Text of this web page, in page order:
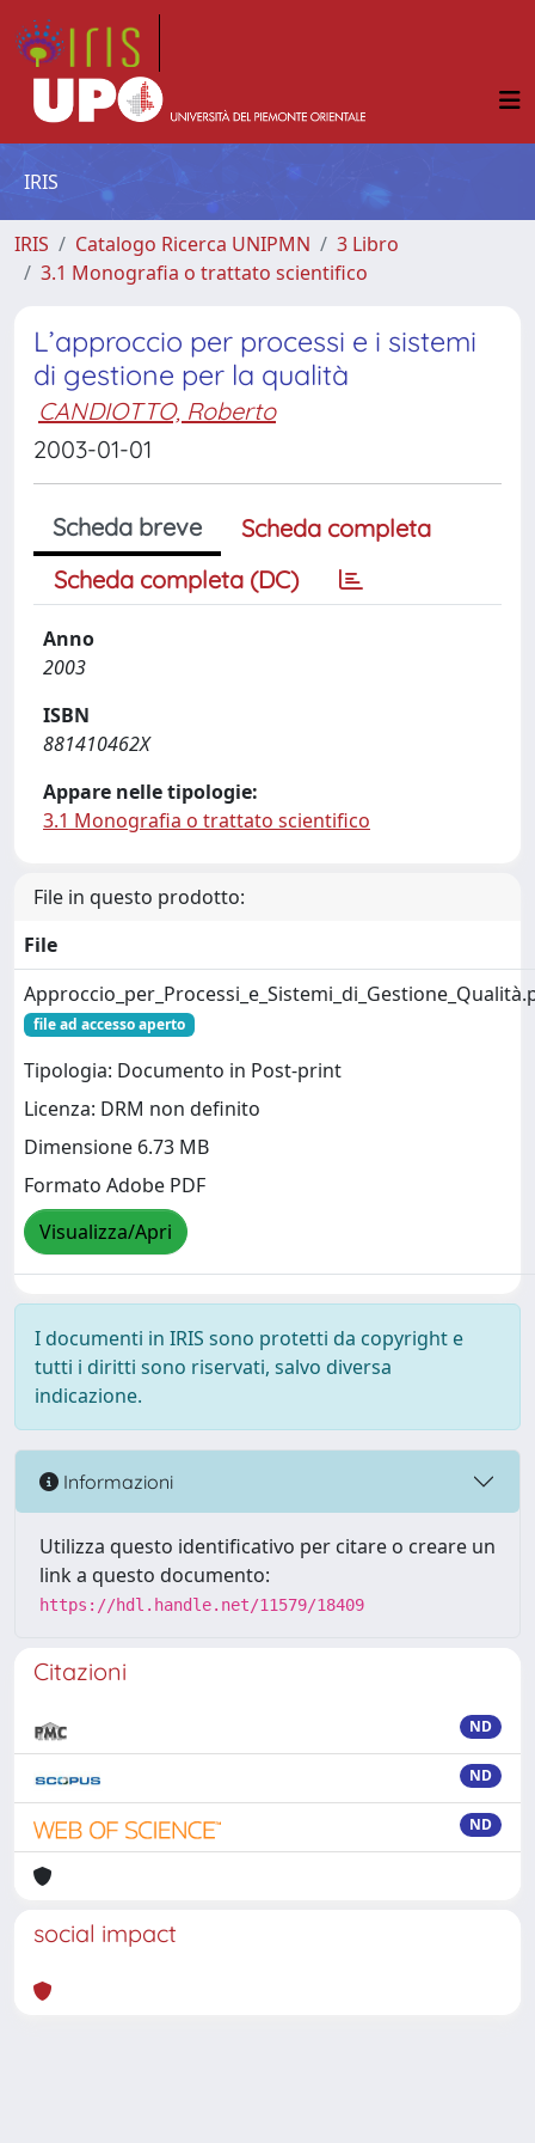
IRIS
IRIS Catalogo Ricerca UNIPMN
3 Libro
3.1 Monografia o trattato scientifico
L’approccio per processi e i sistemi
di gestione per la qualità
CANDIOTTO, Roberto
2003-01-01
Scheda breve
Scheda completa
Scheda completa (DC)
Anno
2003
ISBN
881410462X
Appare nelle tipologie:
3.1 Monografia o trattato scientifico
File in questo prodotto:
File
file ad accesso aperto
Tipologia: Documento in Post-print
Licenza: DRM non definito
Dimensione 6.73 MB
Formato Adobe PDF
Visualizza/Apri
I documenti in IRIS sono protetti da copyright e
tutti i diritti sono riservati, salvo diversa
indicazione.
Informazioni
Utilizza questo identificativo per citare o creare un
link a questo documento:
https://hdl.handle.net/11579/18409
Citazioni
ND
ND
ND
social impact